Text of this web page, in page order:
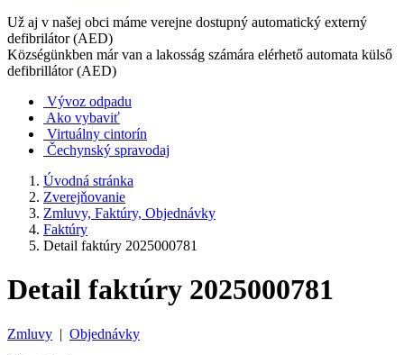
Už aj v našej obci máme verejne dostupný automatický externý
defibrilátor (AED)
Községünkben már van a lakosság számára elérhető automata külső
defibrillátor (AED)
Vývoz odpadu
Ako vybaviť
Virtuálny cintorín
Čechynský spravodaj
Úvodná stránka
Zverejňovanie
Zmluvy, Faktúry, Objednávky
Faktúry
Detail faktúry 2025000781
Detail faktúry 2025000781
Zmluvy | Objednávky